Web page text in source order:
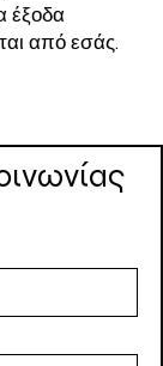
έξοδα
από εσάς.